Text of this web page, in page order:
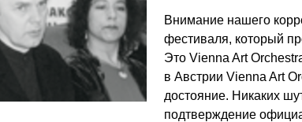
Внимание нашего
фестиваля, который
Это Vienna Art
в Австрии Vienna Art
достояние. Никаких
подтверждение